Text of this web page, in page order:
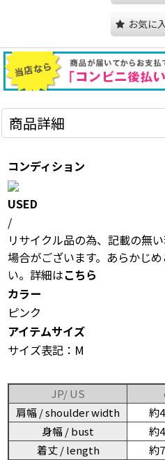
お気に
商品詳細
コンディション
USED
/
リサイクル品の為、記載の無
場合がございます。あらかじ
い。詳細はこちら
カラー
ピンク
アイテムサイズ
サイズ表記：M
JP/ US
肩幅 / shoulder width
約
身幅 / bust
約
着丈 / length
約